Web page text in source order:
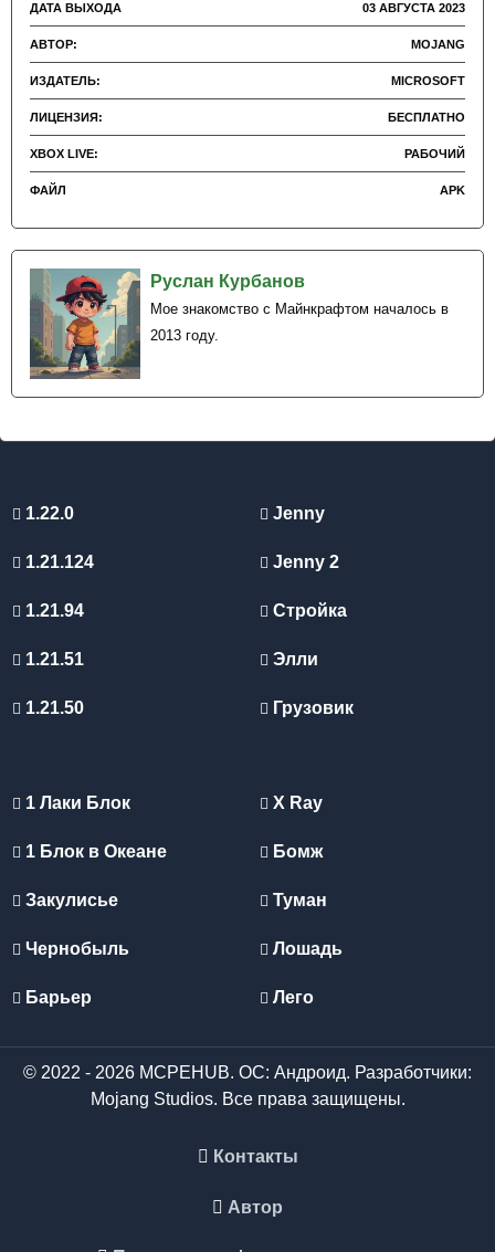
ДАТА ВЫХОДА 03 АВГУСТА 2023
АВТОР: MOJANG
ИЗДАТЕЛЬ: MICROSOFT
ЛИЦЕНЗИЯ: БЕСПЛАТНО
XBOX LIVE: РАБОЧИЙ
ФАЙЛ APK
Руслан Курбанов
Мое знакомство с Майнкрафтом началось в
2013 году.
1.22.0
1.21.124
1.21.94
1.21.51
1.21.50
Jenny
Jenny 2
Стройка
Элли
Грузовик
1 Лаки Блок
1 Блок в Океане
Закулисье
Чернобыль
Барьер
X Ray
Бомж
Туман
Лошадь
Лего
© 2022 - 2026 MCPEHUB. ОС: Андроид. Разработчики:
Mojang Studios. Все права защищены.
Контакты
Автор